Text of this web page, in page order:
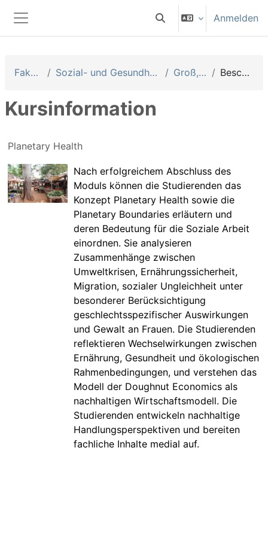
Website-Übersicht
Sucheingabe umschalten
Anmelden
Fakultäten Sozial- und Gesundheitswissenschaften Groß, Solveig Beschreibung
Kursinformation
Planetary Health
Nach erfolgreichem Abschluss des
Moduls können die Studierenden das
Konzept Planetary Health sowie die
Planetary Boundaries erläutern und
deren Bedeutung für die Soziale Arbeit
einordnen. Sie analysieren
Zusammenhänge zwischen
Umweltkrisen, Ernährungssicherheit,
Migration, sozialer Ungleichheit unter
besonderer Berücksichtigung
geschlechtsspezifischer Auswirkungen
und Gewalt an Frauen. Die Studierenden
reflektieren Wechselwirkungen zwischen
Ernährung, Gesundheit und ökologischen
Rahmenbedingungen, und verstehen das
Modell der Doughnut Economics als
nachhaltigen Wirtschaftsmodell. Die
Studierenden entwickeln nachhaltige
Handlungsperspektiven und bereiten
fachliche Inhalte medial auf.